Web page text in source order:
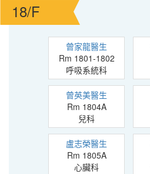
18/F
曾家龍醫生
Rm 1801-1802
呼吸系統科
曾英美醫生
Rm 1804A
兒科
盧志榮醫生
Rm 1805A
心臟科